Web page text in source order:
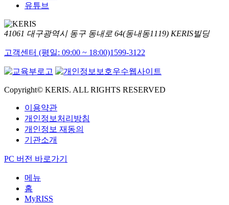
유튜브
41061 대구광역시 동구 동내로 64(동내동1119) KERIS빌딩
고객센터 (평일: 09:00 ~ 18:00)1599-3122
Copyright© KERIS. ALL RIGHTS RESERVED
이용약관
개인정보처리방침
개인정보 재동의
기관소개
PC 버전 바로가기
메뉴
홈
MyRISS